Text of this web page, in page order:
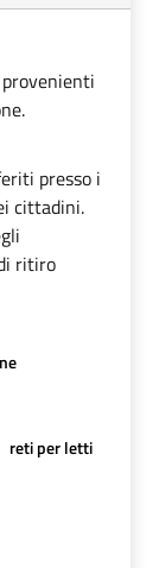
presso i
cittadini.
ritiro
reti per letti